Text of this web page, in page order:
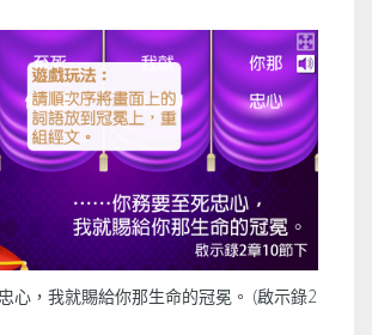
心，我就賜給你那生命的冠冕。 (啟示錄2